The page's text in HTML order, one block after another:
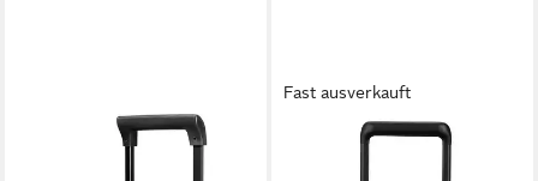
Fast ausverkauft
SAMSONITE